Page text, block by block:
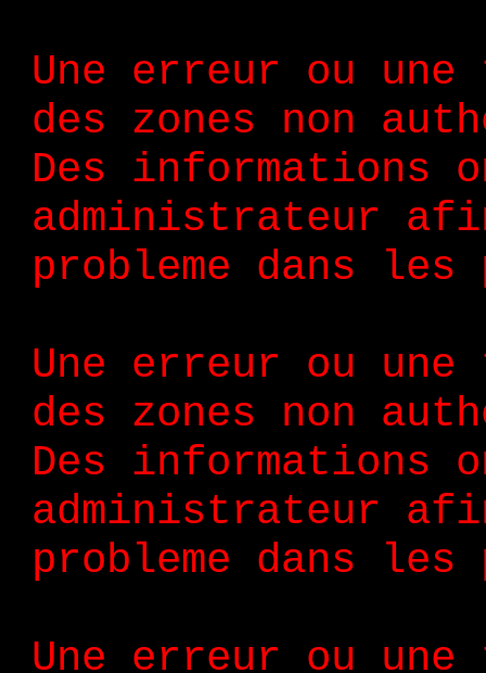
Une erreur ou
des zones non
Des informations
administrateur
probleme dans
Une erreur ou
des zones non
Des informations
administrateur
probleme dans
Une erreur ou